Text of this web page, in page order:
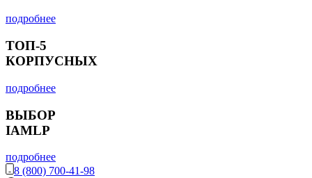
подробнее
ТОП-5
КОРПУСНЫХ
подробнее
ВЫБОР
IAMLP
подробнее
8 (800) 700-41-98